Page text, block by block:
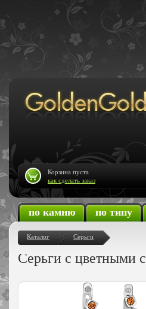
по камню по типу
Каталог Серьги
Серьги с цветными
Корзина пуста
как сделать заказ